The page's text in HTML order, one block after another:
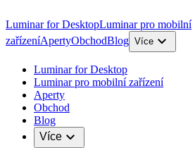
Luminar for DesktopLuminar pro mobilní
zařízeníApertyObchodBlog Více expand_more
Luminar for Desktop
Luminar pro mobilní zařízení
Aperty
Obchod
Blog
Více expand_more